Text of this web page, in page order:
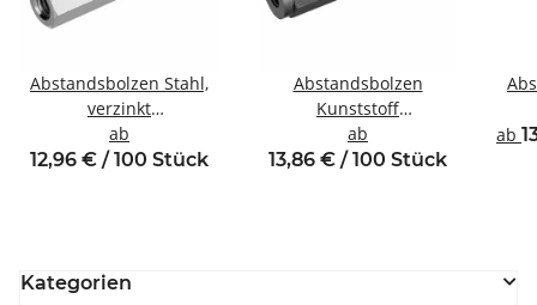
Abstandsbolzen Stahl,
verzinkt
Innen/Außengewinde
M4 SW7
ab
12,96 € / 100 Stück
Abstandsbolzen
Kunststoff
Innen/Außengewinde
M4 SW8
ab
13,86 € / 100 Stück
ab
Kategorien